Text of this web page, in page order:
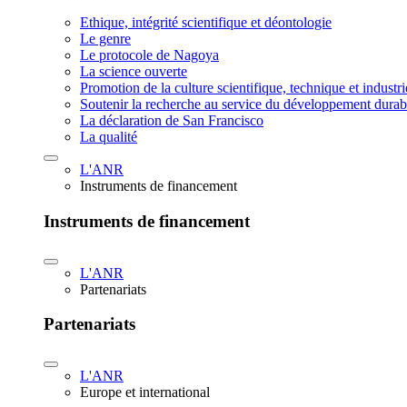
Ethique, intégrité scientifique et déontologie
Le genre
Le protocole de Nagoya
La science ouverte
Promotion de la culture scientifique, technique et
Soutenir la recherche au service du développement
La déclaration de San Francisco
La qualité
L'ANR
Instruments de financement
Instruments de financement
L'ANR
Partenariats
Partenariats
L'ANR
Europe et international